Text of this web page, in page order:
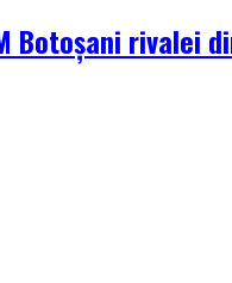
Botoșani rivalei